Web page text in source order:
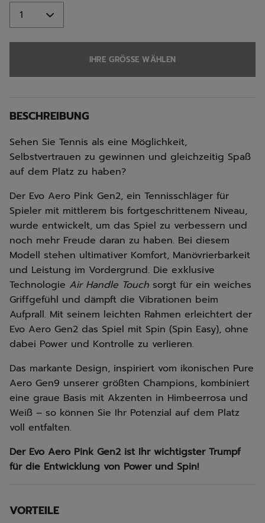
IHRE GRÖSSE WÄHLEN
BESCHREIBUNG
Sehen Sie Tennis als eine Möglichkeit,
Selbstvertrauen zu gewinnen und gleichzeitig Spaß
auf dem Platz zu haben?
Der Evo Aero Pink Gen2, ein Tennisschläger für
Spieler mit mittlerem bis fortgeschrittenem Niveau,
wurde entwickelt, um das Spiel zu verbessern und
noch mehr Freude daran zu haben. Bei diesem
Modell stehen ultimativer Komfort, Manövrierbarkeit
und Leistung im Vordergrund. Die exklusive
Technologie Air Handle Touch sorgt für ein weiches
Griffgefühl und dämpft die Vibrationen beim
Aufprall. Mit seinem leichten Rahmen erleichtert der
Evo Aero Gen2 das Spiel mit Spin (Spin Easy), ohne
dabei Power und Kontrolle zu verlieren.
Das markante Design, inspiriert vom ikonischen Pure
Aero Gen9 unserer größten Champions, kombiniert
eine graue Basis mit Akzenten in Himbeerrosa und
Weiß – so können Sie Ihr Potenzial auf dem Platz
voll entfalten.
Der Evo Aero Pink Gen2 ist Ihr wichtigster Trumpf
für die Entwicklung von Power und Spin!
VORTEILE